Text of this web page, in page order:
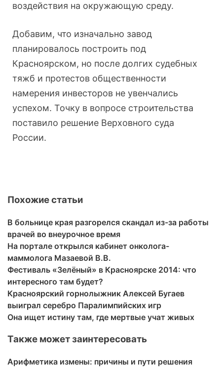
воздействия на окружающую среду.
Добавим, что изначально завод
планировалось построить под
Красноярском, но после долгих судебных
тяжб и протестов общественности
намерения инвесторов не увенчались
успехом. Точку в вопросе строительства
поставило решение Верховного суда
России.
Похожие статьи
В больнице края разгорелся скандал из-за работы
врачей во внеурочное время
На портале открылся кабинет онколога-
маммолога Мазаевой В.В.
Фестиваль «Зелёный» в Красноярске 2014: что
интересного там будет?
Красноярский горнолыжник Алексей Бугаев
выиграл серебро Паралимпийских игр
Она ищет истину там, где мертвые учат живых
Также может заинтересовать
Арифметика измены: причины и пути решения